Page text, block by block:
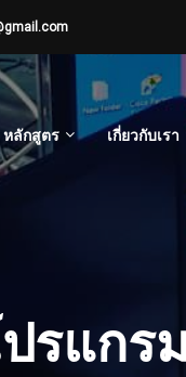
หลักสูตร เกี่ยวกับเรา
รแกรม